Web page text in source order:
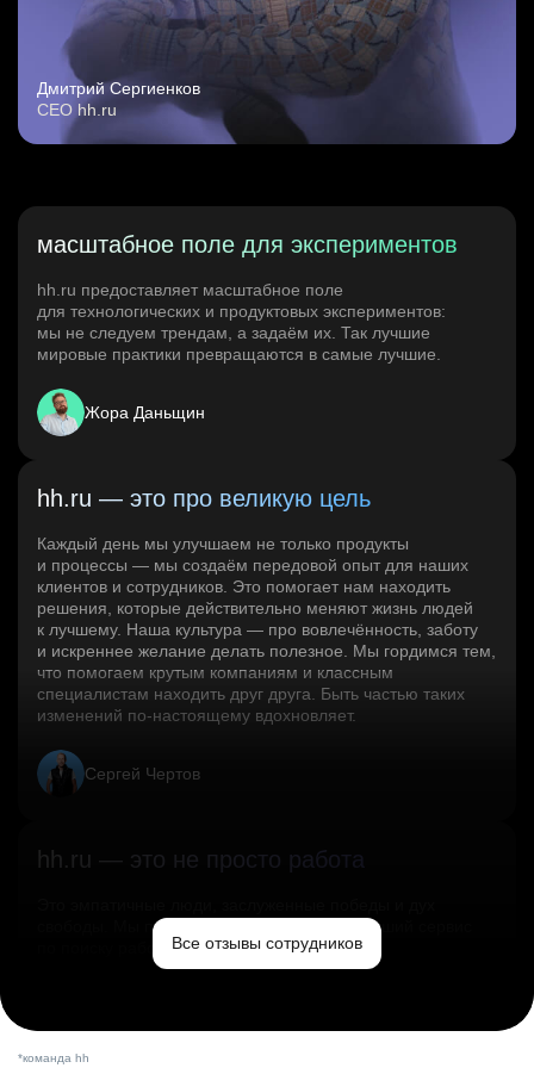
Дмитрий Сергиенков
CEO hh.ru
масштабное поле для экспериментов
hh.ru предоставляет масштабное поле
для технологических и продуктовых экспериментов:
мы не следуем трендам, а задаём их. Так лучшие
мировые практики превращаются в самые лучшие.
Жора Даньщин
hh.ru — это про великую цель
Каждый день мы улучшаем не только продукты
и процессы — мы создаём передовой опыт для наших
клиентов и сотрудников. Это помогает нам находить
решения, которые действительно меняют жизнь людей
к лучшему. Наша культура — про вовлечённость, заботу
и искреннее желание делать полезное. Мы гордимся тем,
что помогаем крутым компаниям и классным
специалистам находить друг друга. Быть частью таких
изменений по‑настоящему вдохновляет.
Сергей Чертов
hh.ru — это не просто работа
свободы. Мы помогаем миру и создаём лучший сервис
по поиску работы в стране.Все отзывы сотрудников
*команда hh